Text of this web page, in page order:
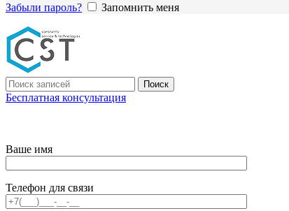
Забыли пароль? Запомнить меня
Поиск
Бесплатная консультация
Ваше имя
Телефон для связи